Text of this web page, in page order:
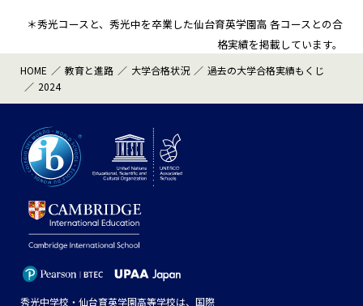
＊秀光コースと、秀光中を卒業した仙台育英学園高 各コースとの合
格実績を掲載しています。
HOME 教育と進路 大学合格状況
過去の大学合格実績もくじ
2024
秀光中学校・仙台育英学園高等学校は、国際